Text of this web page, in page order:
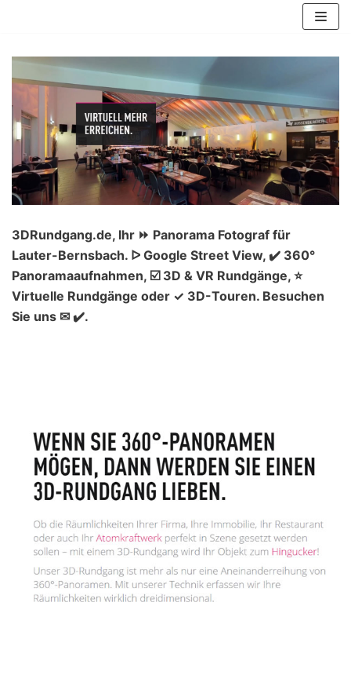
Inhalt
springen
3DRundgang.de, Ihr ⏩ Panorama Fotograf für
Lauter-Bernsbach. ᐅ Google Street View, ✔️ 360°
Panoramaaufnahmen, ☑️ 3D & VR Rundgänge, ⭐
Virtuelle Rundgänge oder ✓ 3D-Touren. Besuchen
Sie uns ✉ ✔️.